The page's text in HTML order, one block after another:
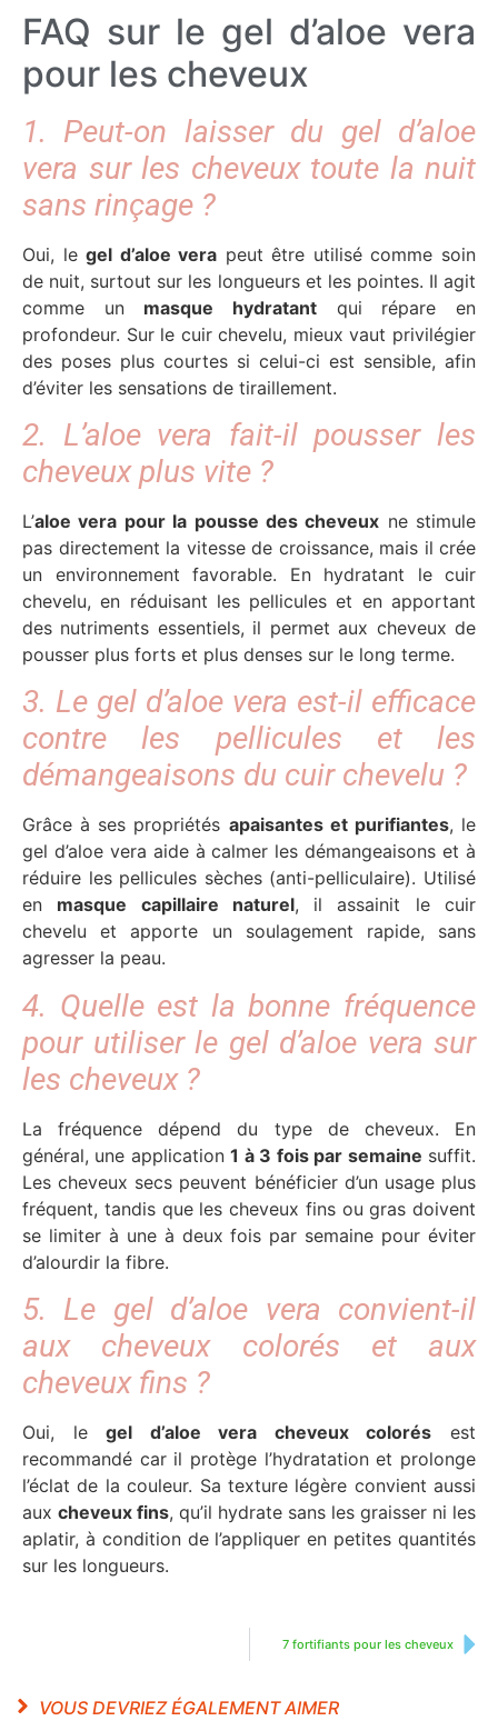
FAQ sur le gel d’aloe vera
pour les cheveux
1. Peut-on laisser du gel d’aloe
vera sur les cheveux toute la nuit
sans rinçage ?
Oui, legel d’aloe vera peut être utilisé comme soin
de nuit, surtout sur les longueurs et les pointes. Il agit
comme un masque hydratant qui répare en
profondeur. Sur le cuir chevelu, mieux vaut privilégier
des poses plus courtes si celui-ci est sensible, afin
d’éviter les sensations de tiraillement.
2. L’aloe vera fait-il pousser les
cheveux plus vite ?
L’aloe vera pour la pousse des cheveux ne stimule
pas directement la vitesse de croissance, mais il crée
un environnement favorable. En hydratant le cuir
chevelu, en réduisant les pellicules et en apportant
des nutriments essentiels, il permet aux cheveux de
pousser plus forts et plus denses sur le long terme.
3. Le gel d’aloe vera est-il efficace
contre les pellicules et les
démangeaisons du cuir chevelu ?
Grâce à ses propriétés apaisantes et purifiantes, le
gel d’aloe vera aide à calmer les démangeaisons et à
réduire les pellicules sèches (anti-pelliculaire). Utilisé
en masque capillaire naturel, il assainit le cuir
chevelu et apporte un soulagement rapide, sans
agresser la peau.
4. Quelle est la bonne fréquence
pour utiliser le gel d’aloe vera sur
les cheveux ?
La fréquence dépend du type de cheveux. En
général, une application1 à 3 fois par semaine suffit.
Les cheveux secs peuvent bénéficier d’un usage plus
fréquent, tandis que les cheveux fins ou gras doivent
se limiter à une à deux fois par semaine pour éviter
d’alourdir la fibre.
5. Le gel d’aloe vera convient-il
aux cheveux colorés et aux
cheveux fins ?
Oui, legel d’aloe vera cheveux colorés est
recommandé car il protège l’hydratation et prolonge
l’éclat de la couleur. Sa texture légère convient aussi
aux cheveux fins, qu’il hydrate sans les graisser ni les
aplatir, à condition de l’appliquer en petites quantités
sur les longueurs.
7 fortifiants pour les cheveux
VOUS DEVRIEZ ÉGALEMENT AIMER